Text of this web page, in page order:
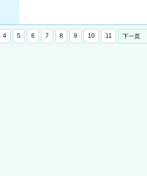
4 5 6 7 8 9 10 11 下一页